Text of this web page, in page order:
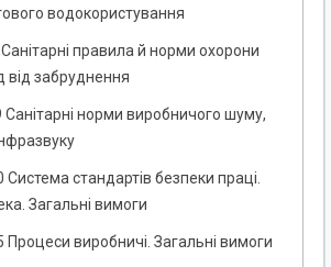
водокористування
правила й норми охорони
від забруднення
норми виробничого шуму,
стандартів безпеки праці.
Загальні вимоги
виробничі. Загальні вимоги